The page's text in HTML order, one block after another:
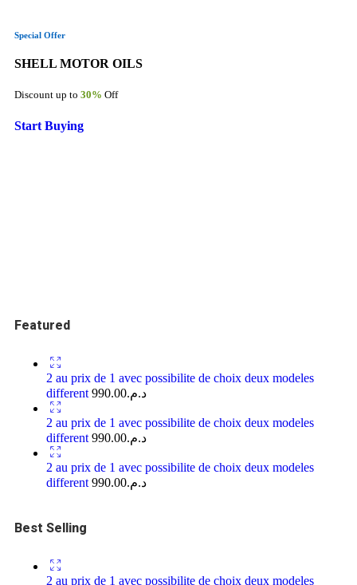
Special Offer
SHELL MOTOR OILS
Discount up to 30% Off
Start Buying
Featured
2 au prix de 1 avec possibilite de choix deux modeles
different
د.م.990.00
2 au prix de 1 avec possibilite de choix deux modeles
different
د.م.990.00
2 au prix de 1 avec possibilite de choix deux modeles
different
د.م.990.00
Best Selling
2 au prix de 1 avec possibilite de choix deux modeles